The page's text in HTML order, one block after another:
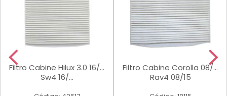
Filtro Cabine Hilux 3.0 16/...
Sw4 16/...
Filtro Cabine Corolla 08/...
Rav4 08/15